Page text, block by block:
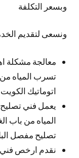
وبسعر التكلفة
ونسعى لتقديم
معالجة مشكلة
تسرب المياه
اتوماتيك الكويت
يعمل فني
المياه من باب
تصليح مفصل
نقدم ارخص فني